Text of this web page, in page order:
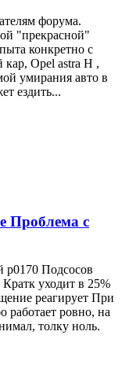
форума.
"прекрасной"
конкретно с
Opel astra H ,
умирания авто в
ездить...
Проблема с
p0170 Подсосов
уходит в 25%
реагирует При
работает ровно, на
толку ноль.